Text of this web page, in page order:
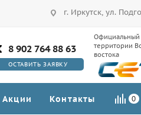
г. Иркутск, ул.
8 902 764 88 63
ОСТАВИТЬ ЗАЯВКУ
Официальный
территории
востока
Акции Контакты 0